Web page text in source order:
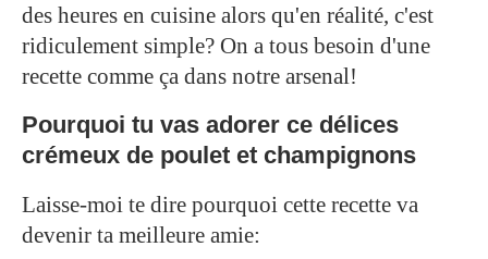
des heures en cuisine alors qu'en réalité, c'est
ridiculement simple? On a tous besoin d'une
recette comme ça dans notre arsenal!
Pourquoi tu vas adorer ce délices
crémeux de poulet et champignons
Laisse-moi te dire pourquoi cette recette va
devenir ta meilleure amie: